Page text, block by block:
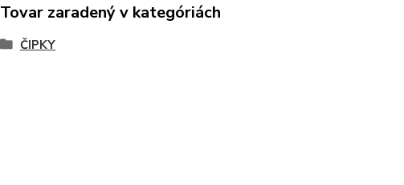
Tovar zaradený v kategóriách
ČIPKY